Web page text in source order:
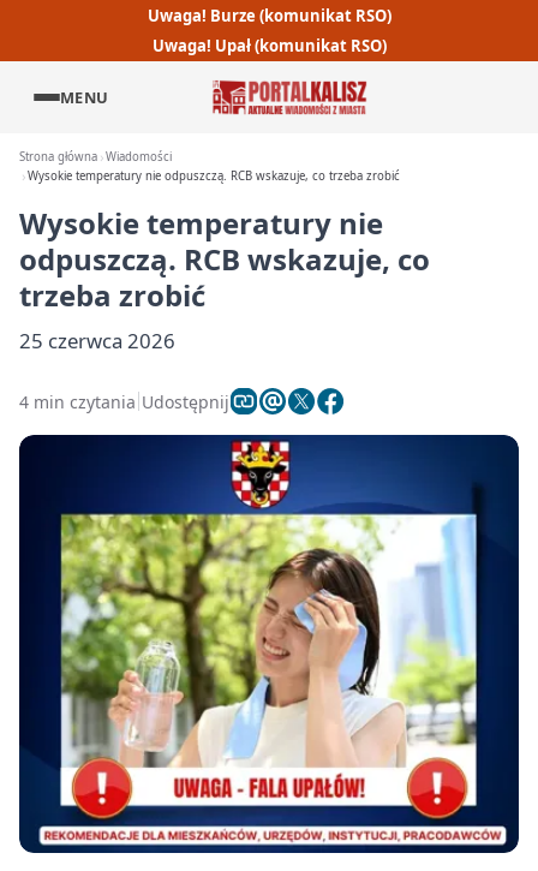
Uwaga! Burze (komunikat RSO)
Uwaga! Upał (komunikat RSO)
MENU
Strona główna Wiadomości
Wysokie temperatury nie odpuszczą. RCB wskazuje, co trzeba zrobić
Wysokie temperatury nie
odpuszczą. RCB wskazuje, co
trzeba zrobić
25 czerwca 2026
4 min czytania Udostępnij